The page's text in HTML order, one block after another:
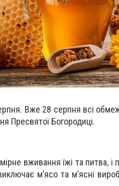
Вже 28 серпня всі
Пресвятої Богородиці.
вживання їжі та питва,
м’ясо та м’ясні